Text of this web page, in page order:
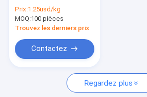
Tuyau de Hastelloy
plaque d'acier inoxydable
barres en acier inoxydable
Prix:1.25usd/kg
MOQ:100 pièces
Trouvez les derniers prix
Contactez
Regardez plus